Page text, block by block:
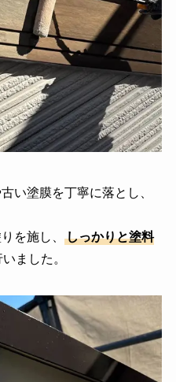
い塗膜を丁寧に落とし、
を施し、
しっかりと塗料
ました。